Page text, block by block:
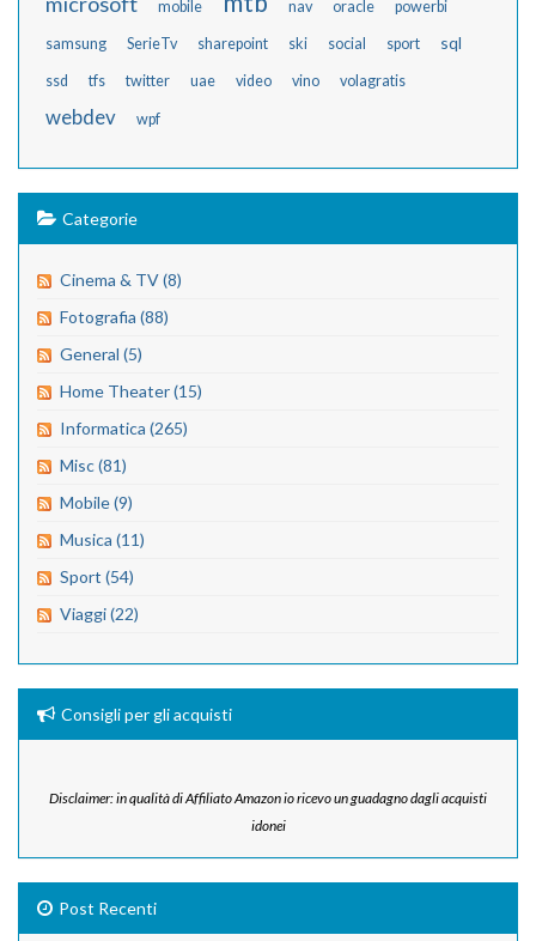
mobile nav oracle powerbi
samsung SerieTv sharepoint ski social sport sql
ssd tfs twitter uae video vino volagratis
webdev wpf
Categorie
Cinema & TV (8)
Fotografia (88)
General (5)
Home Theater (15)
Informatica (265)
Misc (81)
Mobile (9)
Musica (11)
Sport (54)
Viaggi (22)
Consigli per gli acquisti
Disclaimer: in qualità di Affiliato Amazon io ricevo un guadagno dagli acquisti
idonei
Post Recenti